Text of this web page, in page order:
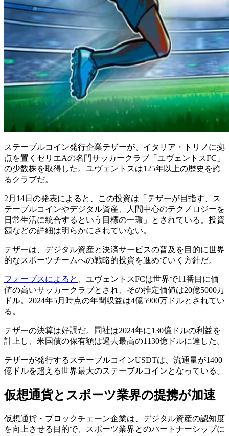
ステーブルコイン発行企業テザーが、イタリア・トリノに拠
点を置くセリエAの名門サッカークラブ「ユヴェントスFC」
の少数株を取得した。ユヴェントスは125年以上の歴史を誇
るクラブだ。
2月14日の発表によると、この投資は「テザーが目指す、ス
テーブルコインやデジタル資産、人間中心のテクノロジーを
日常生活に統合するという目標の一環」とされている。投資
額などの詳細は明らかにされていない。
テザーは、デジタル資産と決済サービスの普及を目的に世界
的なスポーツチームへの戦略的投資を進めていく方針だ。
フォーブスによると
、ユヴェントスFCは世界で11番目に価
値の高いサッカークラブとされ、その推定価値は20億5000万
ドル。2024年5月時点の年間収益は4億5900万ドルとされてい
る。
テザーの決算は好調だ。同社は2024年に130億ドルの利益を
計上し、米国債の保有額は過去最高の1130億ドルに達した。
テザーが発行するステーブルコインUSDTは、流通量が1400
億ドルを超える世界最大のステーブルコインとなっている。
仮想通貨とスポーツ業界の提携が加速
仮想通貨・ブロックチェーン企業は、デジタル資産の認知度
を向上させる目的で、スポーツ業界とのパートナーシップに